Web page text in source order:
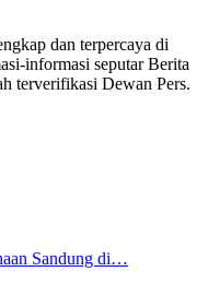
dan terpercaya di
informasi seputar Berita
terverifikasi Dewan Pers.
Sandung di…